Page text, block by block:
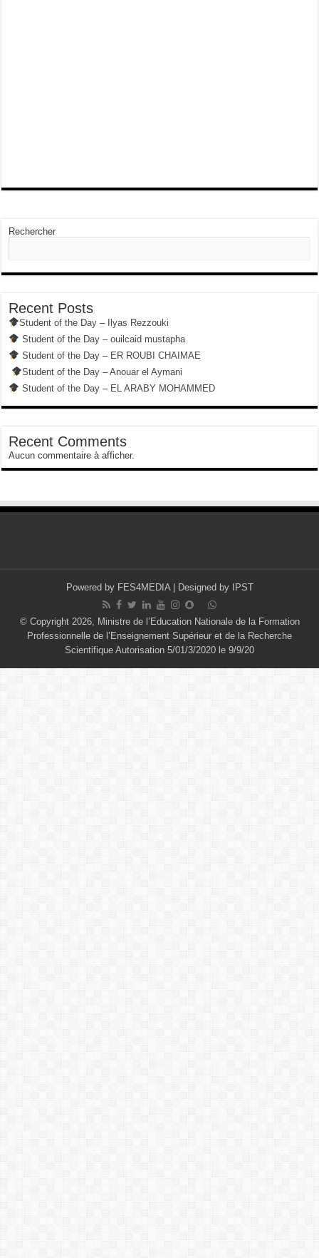
Rechercher
Recent Posts
Student of the Day – Ilyas Rezzouki
Student of the Day – ouilcaid mustapha
Student of the Day – ER ROUBI CHAIMAE
Student of the Day – Anouar el Aymani
Student of the Day – EL ARABY MOHAMMED
Recent Comments
Aucun commentaire à afficher.
Powered by FES4MEDIA| Designed by IPST
© Copyright 2026, Ministre de l’Education Nationale de la Formation
Professionnelle de l’Enseignement Supérieur et de la Recherche
Scientifique Autorisation 5/01/3/2020 le 9/9/20